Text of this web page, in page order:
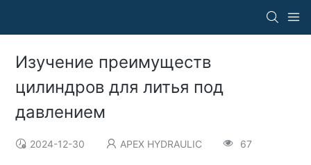
Изучение преимуществ
цилиндров для литья под
давлением
2024-12-30 APEX HYDRAULIC 67